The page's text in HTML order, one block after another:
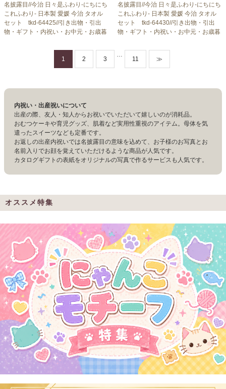
名披露目//今治 日々是ふわり-にちにち
これふわり- 日本製 愛媛 今治 タオル
セット tkd-64425//引き出物・引出
物・ギフト・内祝い・お中元・お歳暮
名披露目//今治 日々是ふわり-にちにち
これふわり- 日本製 愛媛 今治 タオル
セット tkd-64430//引き出物・引出
物・ギフト・内祝い・お中元・お歳暮
1 2 3
…
11 ≫
内祝い・出産祝いについて
出産の際、友人・知人からお祝いでいただいて嬉しいのが消耗品。
おむつケーキや育児グッズ、肌着など実用性重視のアイテム。母体を気
遣ったスイーツなども定番です。
お返しの出産内祝いでは名披露目の意味を込めて、お子様のお写真とお
名前入りでお顔を覚えていただけるような商品が人気です。
カタログギフトの表紙をオリジナルの写真で作るサービスも人気です。
オススメ特集